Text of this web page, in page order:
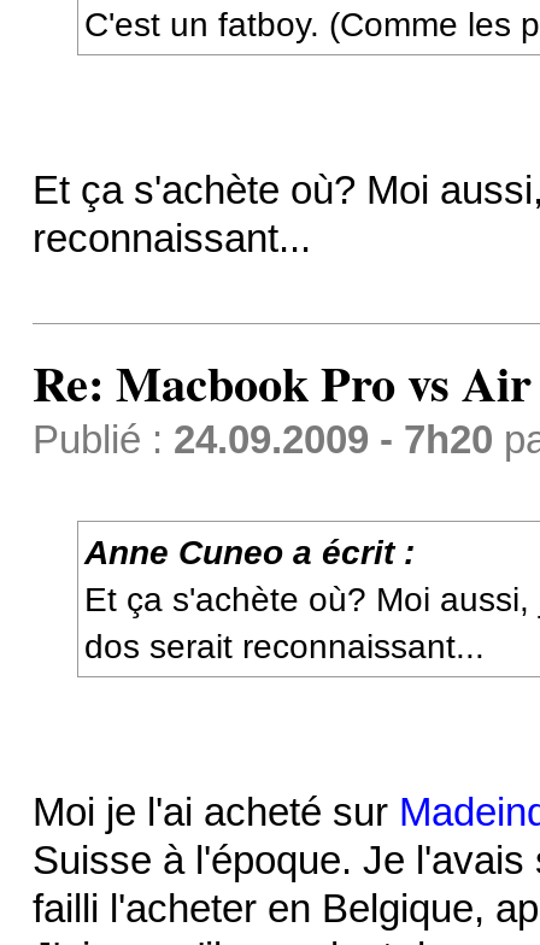
C'est un fatboy. (Comme les
Et ça s'achète où? Moi
reconnaissant...
Re: Macbook Pro vs Air
Publié : 24.09.2009 - 7h20
Anne Cuneo a écrit :
Et ça s'achète où? Moi
dos serait reconnaissant...
Moi je l'ai acheté sur
Suisse à l'époque. Je
failli l'acheter en Belgique,